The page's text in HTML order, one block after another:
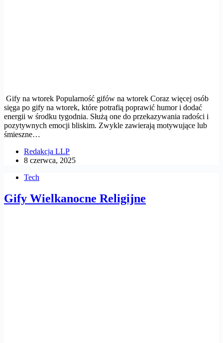
Gify na wtorek Popularność gifów na wtorek Coraz więcej osób
sięga po gify na wtorek, które potrafią poprawić humor i dodać
energii w środku tygodnia. Służą one do przekazywania radości i
pozytywnych emocji bliskim. Zwykle zawierają motywujące lub
śmieszne…
Redakcja LLP
8 czerwca, 2025
Tech
Gify Wielkanocne Religijne